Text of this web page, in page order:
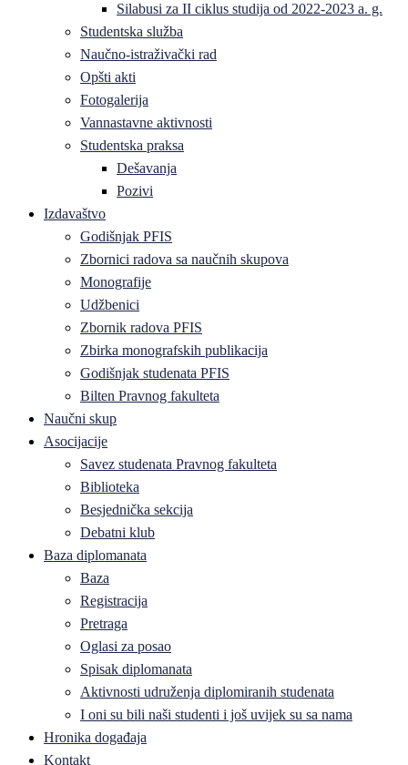
Silabusi za II ciklus studija od 2022-2023 a. g.
Studentska služba
Naučno-istraživački rad
Opšti akti
Fotogalerija
Vannastavne aktivnosti
Studentska praksa
Dešavanja
Pozivi
Izdavaštvo
Godišnjak PFIS
Zbornici radova sa naučnih skupova
Monografije
Udžbenici
Zbornik radova PFIS
Zbirka monografskih publikacija
Godišnjak studenata PFIS
Bilten Pravnog fakulteta
Naučni skup
Asocijacije
Savez studenata Pravnog fakulteta
Biblioteka
Besjednička sekcija
Debatni klub
Baza diplomanata
Baza
Registracija
Pretraga
Oglasi za posao
Spisak diplomanata
Aktivnosti udruženja diplomiranih studenata
I oni su bili naši studenti i još uvijek su sa nama
Hronika događaja
Kontakt